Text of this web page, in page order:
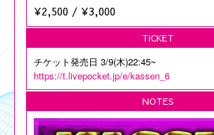
¥2,500 / ¥3,000
TICKET
チケット発売日 3/9(木)22:45~
https://t.livepocket.jp/e/kassen_6
NOTES